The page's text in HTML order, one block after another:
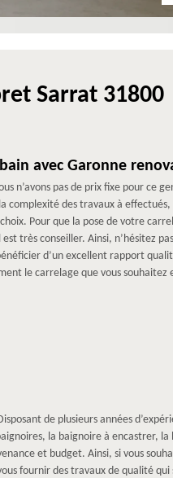
Sarrat 31800
avec Garonne
n’avons pas de prix fixe pour ce
complexité des travaux à
Pour que la pose de votre
très conseiller. Ainsi, n’hésitez
d’un excellent rapport
le carrelage que vous souhaitez
de plusieurs années
la baignoire à encastrer, la
et budget. Ainsi, si vous
fournir des travaux de qualité